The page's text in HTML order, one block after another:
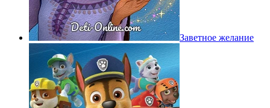
Заветное желание